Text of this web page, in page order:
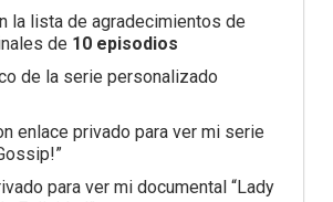
la lista de agradecimientos de
de 10 episodios
de la serie personalizado
enlace privado para ver mi serie
para ver mi documental “Lady